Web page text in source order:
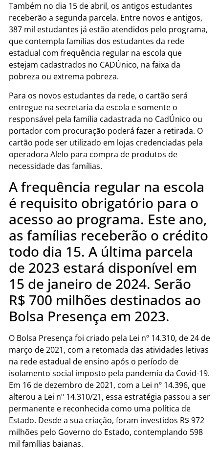
Também no dia 15 de abril, os antigos estudantes
receberão a segunda parcela. Entre novos e antigos,
387 mil estudantes já estão atendidos pelo programa,
que contempla famílias dos estudantes da rede
estadual com frequência regular na escola que
estejam cadastrados no CADÚnico, na faixa da
pobreza ou extrema pobreza.
Para os novos estudantes da rede, o cartão será
entregue na secretaria da escola e somente o
responsável pela família cadastrada no CadÚnico ou
portador com procuração poderá fazer a retirada. O
cartão pode ser utilizado em lojas credenciadas pela
operadora Alelo para compra de produtos de
necessidade das famílias.
A frequência regular na escola
é requisito obrigatório para o
acesso ao programa. Este ano,
as famílias receberão o crédito
todo dia 15. A última parcela
de 2023 estará disponível em
15 de janeiro de 2024. Serão
R$ 700 milhões destinados ao
Bolsa Presença em 2023.
O Bolsa Presença foi criado pela Lei nº 14.310, de 24 de
março de 2021, com a retomada das atividades letivas
na rede estadual de ensino após o período de
isolamento social imposto pela pandemia da Covid-19.
Em 16 de dezembro de 2021, com a Lei nº 14.396, que
alterou a Lei nº 14.310/21, essa estratégia passou a ser
permanente e reconhecida como uma política de
Estado. Desde a sua criação, foram investidos R$ 972
milhões pelo Governo do Estado, contemplando 598
mil famílias baianas.